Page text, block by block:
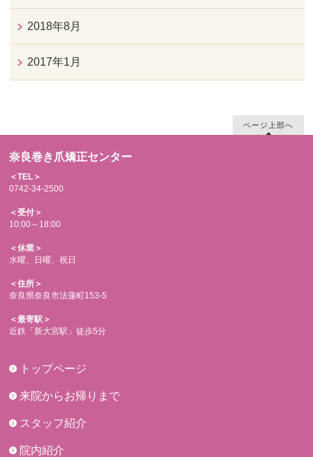
2018年8月
2017年1月
ページ上部へ
奈良巻き爪矯正センター
＜TEL＞
0742-34-2500
＜受付＞
10:00～18:00
＜休業＞
水曜、日曜、祝日
＜住所＞
奈良県奈良市法蓮町153-5
＜最寄駅＞
近鉄「新大宮駅」徒歩5分
トップページ
来院からお帰りまで
スタッフ紹介
院内紹介